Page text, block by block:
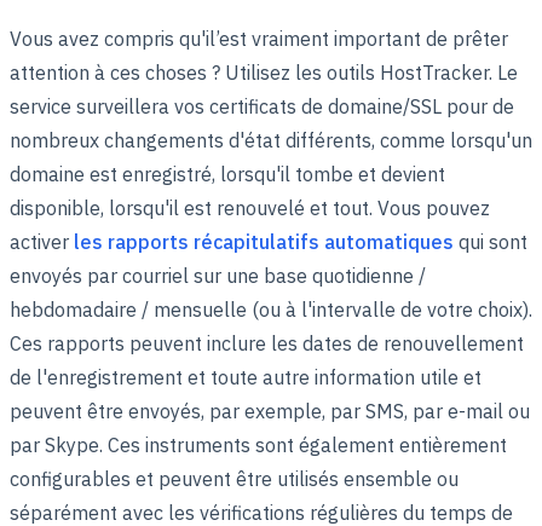
Vous avez compris qu'il’est vraiment important de prêter
attention à ces choses ? Utilisez les outils HostTracker. Le
service surveillera vos certificats de domaine/SSL pour de
nombreux changements d'état différents, comme lorsqu'un
domaine est enregistré, lorsqu'il tombe et devient
disponible, lorsqu'il est renouvelé et tout. Vous pouvez
activer les rapports récapitulatifs automatiques qui sont
envoyés par courriel sur une base quotidienne /
hebdomadaire / mensuelle (ou à l'intervalle de votre choix).
Ces rapports peuvent inclure les dates de renouvellement
de l'enregistrement et toute autre information utile et
peuvent être envoyés, par exemple, par SMS, par e-mail ou
par Skype. Ces instruments sont également entièrement
configurables et peuvent être utilisés ensemble ou
séparément avec les vérifications régulières du temps de